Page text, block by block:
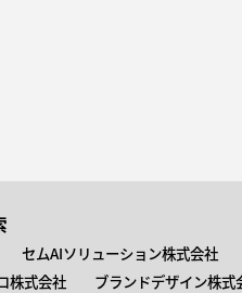
セムAIソリューション株式会社
株式会社
ブランドデザイン株式